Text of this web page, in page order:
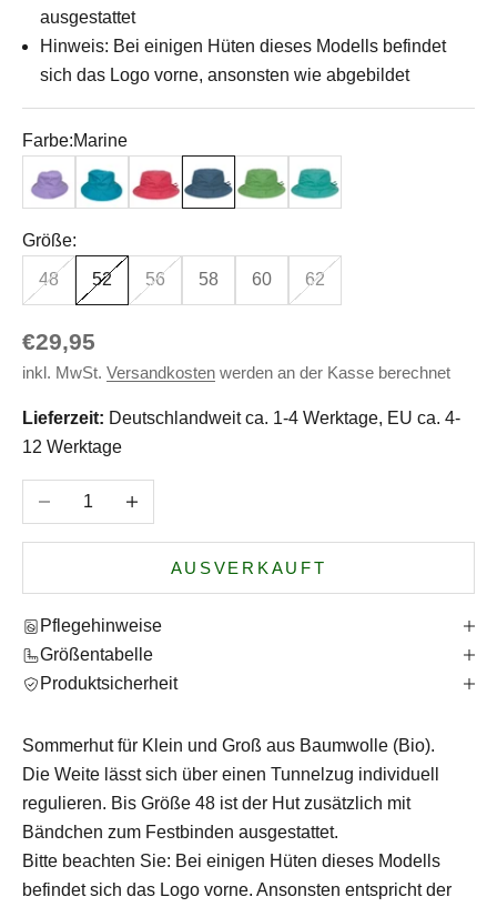
ausgestattet
Hinweis: Bei einigen Hüten dieses Modells befindet
sich das Logo vorne, ansonsten wie abgebildet
Farbe:Marine
Mystical Caribean Sea
Rot Marine Grün TeeGreen Slate
Größe:
48 52 56 58 60 62
Angebot
€29,95
inkl. MwSt. Versandkosten werden an der Kasse berechnet
Lieferzeit: Deutschlandweit ca. 1-4 Werktage, EU ca. 4-
12 Werktage
Anzahl verringernAnzahl erhöhen
AUSVERKAUFT
Pflegehinweise
Größentabelle
Produktsicherheit
Sommerhut für Klein und Groß aus Baumwolle (Bio).
Die Weite lässt sich über einen Tunnelzug individuell
regulieren. Bis Größe 48 ist der Hut zusätzlich mit
Bändchen zum Festbinden ausgestattet.
Bitte beachten Sie: Bei einigen Hüten dieses Modells
befindet sich das Logo vorne. Ansonsten entspricht der